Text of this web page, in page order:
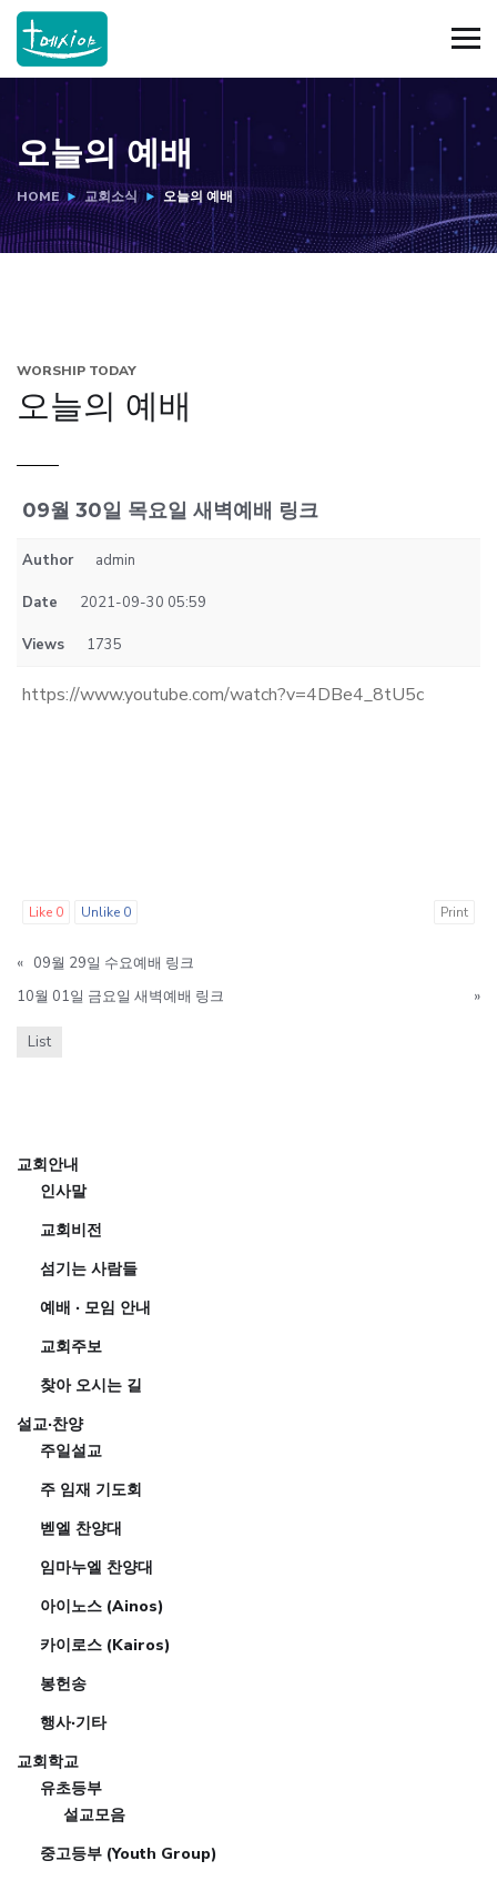
오늘의 예배
HOME 교회소식 오늘의 예배
WORSHIP TODAY
오늘의 예배
09월 30일 목요일 새벽예배 링크
Author admin
Date 2021-09-30 05:59
Views 1735
https://www.youtube.com/watch?v=4DBe4_8tU5c
Like 0 Unlike 0 Print
« 09월 29일 수요예배 링크
10월 01일 금요일 새벽예배 링크
»
List
교회안내
인사말
교회비전
섬기는 사람들
예배 · 모임 안내
교회주보
찾아 오시는 길
설교·찬양
주일설교
주 임재 기도회
벧엘 찬양대
임마누엘 찬양대
아이노스 (Ainos)
카이로스 (Kairos)
봉헌송
행사·기타
교회학교
유초등부
설교모음
중고등부 (Youth Group)